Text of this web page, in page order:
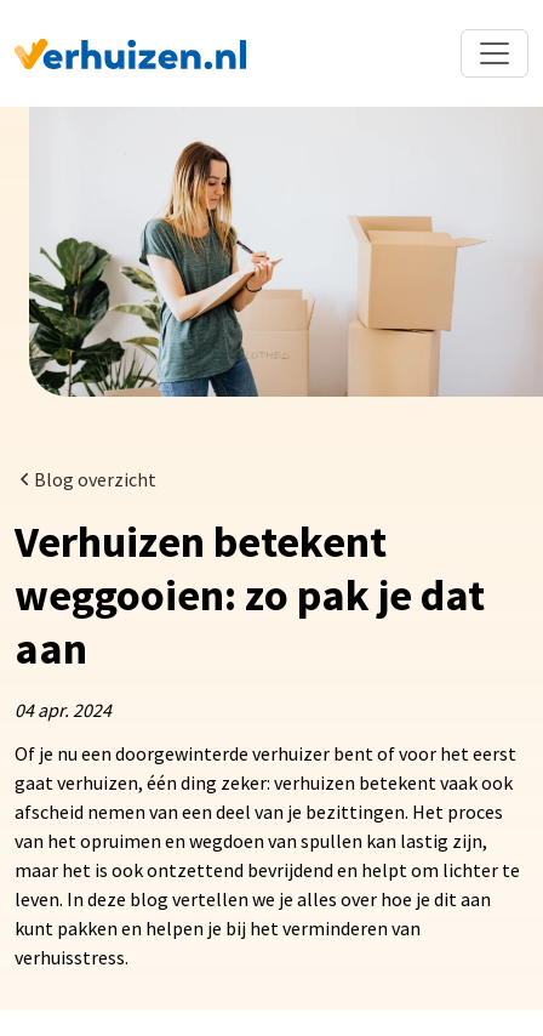
Blog overzicht
Verhuizen betekent
weggooien: zo pak je dat
aan
04 apr. 2024
Of je nu een doorgewinterde verhuizer bent of voor het eerst
gaat verhuizen, één ding zeker: verhuizen betekent vaak ook
afscheid nemen van een deel van je bezittingen. Het proces
van het opruimen en wegdoen van spullen kan lastig zijn,
maar het is ook ontzettend bevrijdend en helpt om lichter te
leven. In deze blog vertellen we je alles over hoe je dit aan
kunt pakken en helpen je bij het verminderen van
verhuisstress.